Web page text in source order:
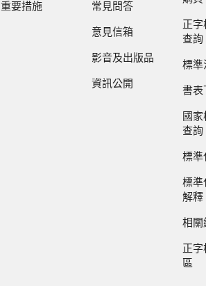
重要措施 常見問答
意見信箱
影音及出版品
資訊公開
正
查詢
標準
書表
國
查詢
標準
標準
解釋
相關
正
區